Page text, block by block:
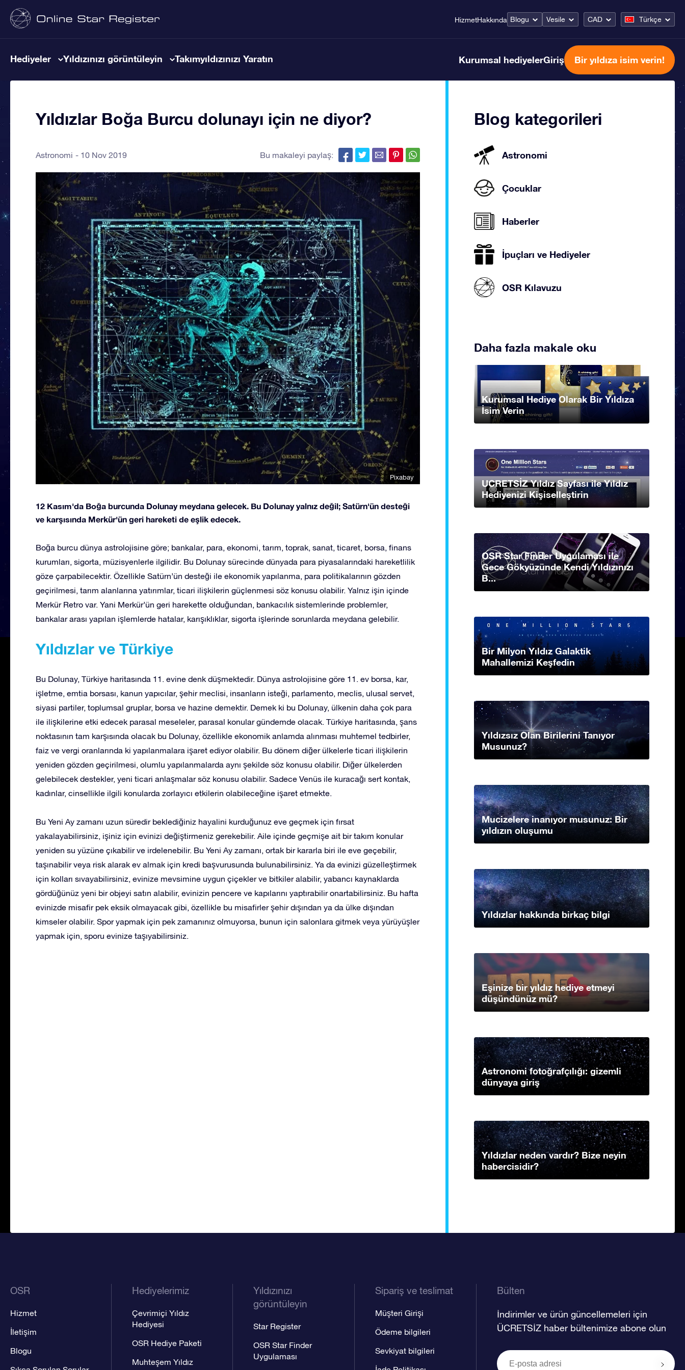
HizmetHakkında Blogu Vesile CAD Türkçe
Hediyeler Yıldızınızı görüntüleyin Takımyıldızınızı Yaratın Kurumsal hediyelerGiriş Bir yıldıza isim verin!
Yıldızlar Boğa Burcu dolunayı için ne diyor?
Astronomi 10 Nov 2019 Bu makaleyi paylaş:
Pixabay
12 Kasım'da Boğa burcunda Dolunay meydana gelecek. Bu Dolunay yalnız değil; Satürn'ün desteği
ve karşısında Merkür'ün geri hareketi de eşlik edecek.
Boğa burcu dünya astrolojisine göre; bankalar, para, ekonomi, tarım, toprak, sanat, ticaret, borsa, finans
kurumları, sigorta, müzisyenlerle ilgilidir. Bu Dolunay sürecinde dünyada para piyasalarındaki hareketlilik
göze çarpabilecektir. Özellikle Satürn’ün desteği ile ekonomik yapılanma, para politikalarının gözden
geçirilmesi, tarım alanlarına yatırımlar, ticari ilişkilerin güçlenmesi söz konusu olabilir. Yalnız işin içinde
Merkür Retro var. Yani Merkür’ün geri harekette olduğundan, bankacılık sistemlerinde problemler,
bankalar arası yapılan işlemlerde hatalar, karışıklıklar, sigorta işlerinde sorunlarda meydana gelebilir.
Yıldızlar ve Türkiye
Bu Dolunay, Türkiye haritasında 11. evine denk düşmektedir. Dünya astrolojisine göre 11. ev borsa, kar,
işletme, emtia borsası, kanun yapıcılar, şehir meclisi, insanların isteği, parlamento, meclis, ulusal servet,
siyasi partiler, toplumsal gruplar, borsa ve hazine demektir. Demek ki bu Dolunay, ülkenin daha çok para
ile ilişkilerine etki edecek parasal meseleler, parasal konular gündemde olacak. Türkiye haritasında, şans
noktasının tam karşısında olacak bu Dolunay, özellikle ekonomik anlamda alınması muhtemel tedbirler,
faiz ve vergi oranlarında ki yapılanmalara işaret ediyor olabilir. Bu dönem diğer ülkelerle ticari ilişkilerin
yeniden gözden geçirilmesi, olumlu yapılanmalarda aynı şekilde söz konusu olabilir. Diğer ülkelerden
gelebilecek destekler, yeni ticari anlaşmalar söz konusu olabilir. Sadece Venüs ile kuracağı sert kontak,
kadınlar, cinsellikle ilgili konularda zorlayıcı etkilerin olabileceğine işaret etmekte.
Bu Yeni Ay zamanı uzun süredir beklediğiniz hayalini kurduğunuz eve geçmek için fırsat
yakalayabilirsiniz, işiniz için evinizi değiştirmeniz gerekebilir. Aile içinde geçmişe ait bir takım konular
yeniden su yüzüne çıkabilir ve irdelenebilir. Bu Yeni Ay zamanı, ortak bir kararla biri ile eve geçebilir,
taşınabilir veya risk alarak ev almak için kredi başvurusunda bulunabilirsiniz. Ya da evinizi güzelleştirmek
için kolları sıvayabilirsiniz, evinize mevsimine uygun çiçekler ve bitkiler alabilir, yabancı kaynaklarda
gördüğünüz yeni bir objeyi satın alabilir, evinizin pencere ve kapılarını yaptırabilir onartabilirsiniz. Bu hafta
evinizde misafir pek eksik olmayacak gibi, özellikle bu misafirler şehir dışından ya da ülke dışından
kimseler olabilir. Spor yapmak için pek zamanınız olmuyorsa, bunun için salonlara gitmek veya yürüyüşler
yapmak için, sporu evinize taşıyabilirsiniz.
Blog kategorileri
Astronomi
Çocuklar
Haberler
İpuçları ve Hediyeler
OSR Kılavuzu
Daha fazla makale oku
Kurumsal Hediye Olarak Bir Yıldıza
İsim Verin
UCRETSİZ Yıldız Sayfası ile Yıldız
Hediyenizi Kişiselleştirin
OSR Star Finder Uygulaması ile
Gece Gökyüzünde Kendi Yıldızınızı
B...
Bir Milyon Yıldız Galaktik
Mahallemizi Keşfedin
Yıldızsız Olan Birilerini Tanıyor
Musunuz?
Mucizelere inanıyor musunuz: Bir
yıldızın oluşumu
Yıldızlar hakkında birkaç bilgi
Eşinize bir yıldız hediye etmeyi
düşündünüz mü?
Astronomi fotoğrafçılığı: gizemli
dünyaya giriş
Yıldızlar neden vardır? Bize neyin
habercisidir?
OSR
Hizmet
İletişim
Blogu
Hediyelerimiz
Çevrimiçi Yıldız
Hediyesi
OSR Hediye Paketi
Muhteşem Yıldız
Yıldızınızı
görüntüleyin
Star Register
OSR Star Finder
Uygulaması
Sipariş ve teslimat
Müşteri Girişi
Ödeme bilgileri
Sevkiyat bilgileri
Bülten
İndirimler ve ürün güncellemeleri için
ÜCRETSİZ haber bültenimize abone olun